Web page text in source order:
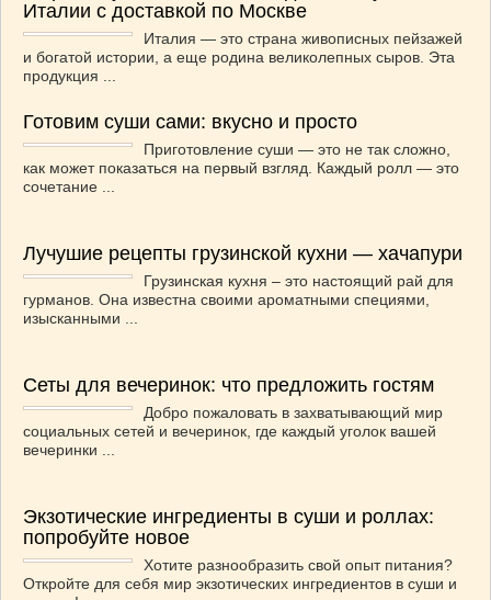
отдых(25)
ЛЕЧЕБНЫЕ СВОЙСТВА ПИЩЕВЫХ РАСТЕНИЙ
(56)
ДОМ и ДАЧА(140)
ВАШИ РЕЦЕПТЫ(3)
ДЕТСКОЕ МЕНЮ
РЕМОНТ
(28)
японская кухня(1)
Италии с доставкой по Москве
Италия — это страна живописных пейзажей
и богатой истории, а еще родина великолепных сыров. Эта
продукция ...
Готовим суши сами: вкусно и просто
Приготовление суши — это не так сложно,
как может показаться на первый взгляд. Каждый ролл — это
сочетание ...
Лучушие рецепты грузинской кухни — хачапури
Грузинская кухня – это настоящий рай для
гурманов. Она известна своими ароматными специями,
изысканными ...
Сеты для вечеринок: что предложить гостям
Добро пожаловать в захватывающий мир
социальных сетей и вечеринок, где каждый уголок вашей
вечеринки ...
Экзотические ингредиенты в суши и роллах:
попробуйте новое
Хотите разнообразить свой опыт питания?
Откройте для себя мир экзотических ингредиентов в суши и